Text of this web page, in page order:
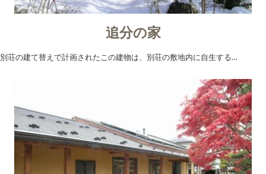
追分の家
別荘の建て替えで計画されたこの建物は、別荘の敷地内に自生する…